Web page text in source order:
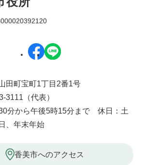
田町宝町1丁目2番1号
3111（代表）
分から午後5時15分まで 休日：土
、年末年始
香美市へのアクセス